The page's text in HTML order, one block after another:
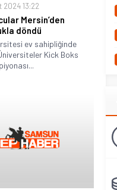
2024 13:22
Mersin’den
döndü
ev sahipliğinde
Kick Boks